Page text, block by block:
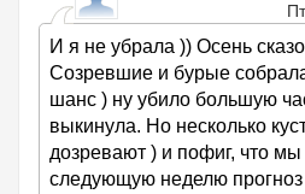
И я не убрала )) Осень
Созревшие и бурые
шанс ) ну убило большую
выкинула. Но несколько
дозревают ) и пофиг, что
следующую неделю прогноз